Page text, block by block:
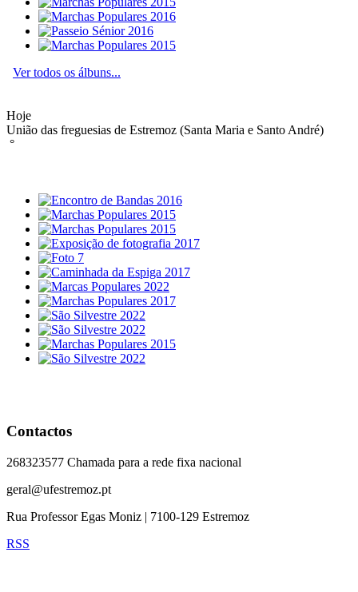
Ver todos os álbuns...
Hoje
União das freguesias de Estremoz (Santa Maria e Santo André)
°
Contactos
268323577 Chamada para a rede fixa nacional
geral@ufestremoz.pt
Rua Professor Egas Moniz | 7100-129 Estremoz
RSS